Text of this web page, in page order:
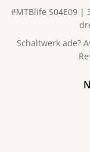
#MTBlife S04E09 |
Schaltwerk ade?